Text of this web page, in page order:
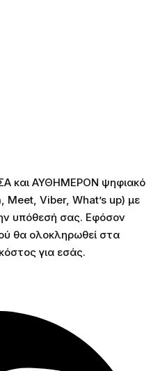
και ΑΥΘΗΜΕΡΟΝ ψηφιακό
Viber, What’s up) με
υπόθεσή σας. Εφόσον
θα ολοκληρωθεί στα
για εσάς.